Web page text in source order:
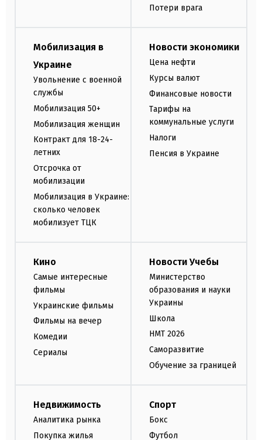
Потери врага
Мобилизация в
Украине
Увольнение с военной
службы
Мобилизация 50+
Мобилизация женщин
Контракт для 18-24-
летних
Отсрочка от
мобилизации
Мобилизация в Украине:
сколько человек
мобилизует ТЦК
Новости экономики
Цена нефти
Курсы валют
Финансовые новости
Тарифы на
коммунальные услуги
Налоги
Пенсия в Украине
Кино
Самые интересные
фильмы
Украинские фильмы
Фильмы на вечер
Комедии
Сериалы
Новости Учебы
Министерство
образования и науки
Украины
Школа
НМТ 2026
Саморазвитие
Обучение за границей
Недвижимость
Аналитика рынка
Покупка жилья
Спорт
Бокс
Футбол